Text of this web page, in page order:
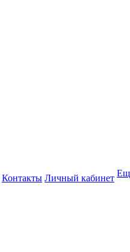
Контакты Личный кабинет